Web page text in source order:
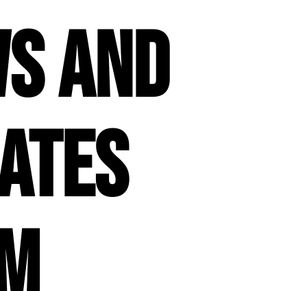
and